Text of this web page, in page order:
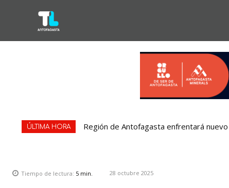
ÚLTIMA HORA Región de Antofagasta enfrentará
Tiempo de lectura: 5 min. 28 octubre 2025